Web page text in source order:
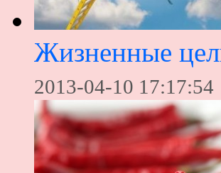
Жизненные
2013-04-10 17:17:54